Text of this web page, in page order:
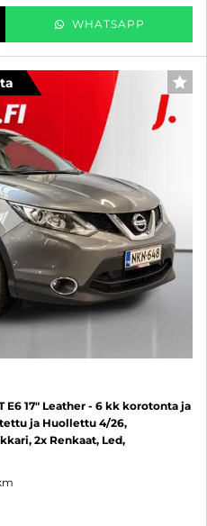
WHATSAPP
E6 17" Leather - 6 kk korotonta ja
ja Huollettu 4/26,
2x Renkaat, Led,